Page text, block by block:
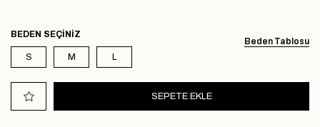
Beden Tablosu
BEDEN
S M L